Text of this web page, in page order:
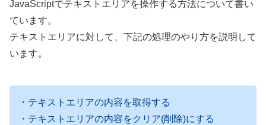
JavaScriptでテキストエリアを操作する方法について書い
ています。
テキストエリアに対して、下記の処理のやり方を説明して
います。
・テキストエリアの内容を取得する
・テキストエリアの内容をクリア(削除)にする